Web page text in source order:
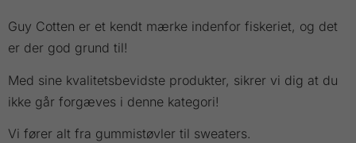
Guy Cotten er et kendt mærke indenfor fiskeriet, og det
er der god grund til!
Med sine kvalitetsbevidste produkter, sikrer vi dig at du
ikke går forgæves i denne kategori!
Vi fører alt fra gummistøvler til sweaters.